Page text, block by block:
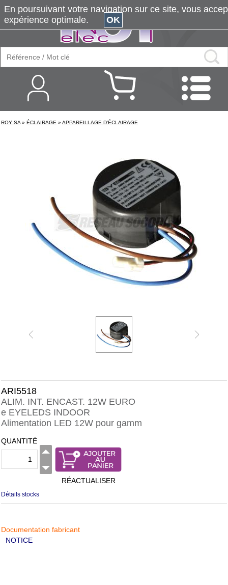
ROY SA » ÉCLAIRAGE » APPAREILLAGE D'ÉCLAIRAGE
ARI5518
ALIM. INT. ENCAST. 12W EURO
e EYELEDS INDOOR
Alimentation LED 12W pour gamm
QUANTITÉ
RÉACTUALISER
Détails stocks
Documentation fabricant
NOTICE
En poursuivant votre navigation sur ce site, vous
expérience optimale.
OK